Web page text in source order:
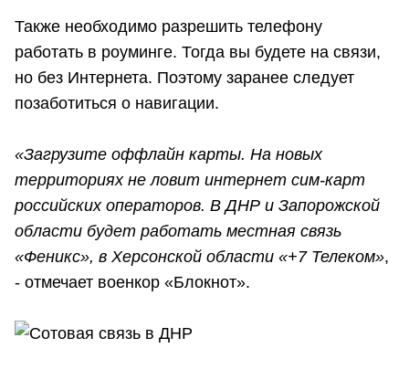
Также необходимо разрешить телефону
работать в роуминге. Тогда вы будете на связи,
но без Интернета. Поэтому заранее следует
позаботиться о навигации.
«Загрузите оффлайн карты. На новых
территориях не ловит интернет сим-карт
российских операторов. В ДНР и Запорожской
области будет работать местная связь
«Феникс», в Херсонской области «+7 Телеком»,
- отмечает военкор «Блокнот».